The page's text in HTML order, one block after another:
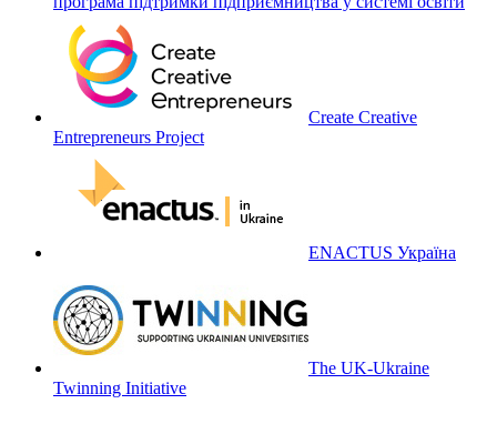
Create Creative
Entrepreneurs Project
ENACTUS Україна
The UK-Ukraine
Twinning Initiative